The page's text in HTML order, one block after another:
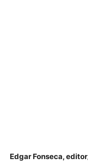
Edgar Fonseca,